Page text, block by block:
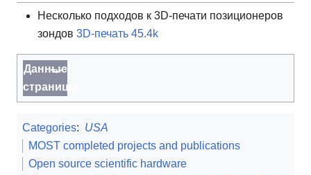
Несколько подходов к 3D-печати позиционеров
зондов 3D-печать 45.4k
Данные
страницы
Categories: USA
MOST completed projects and publications
Open source scientific hardware